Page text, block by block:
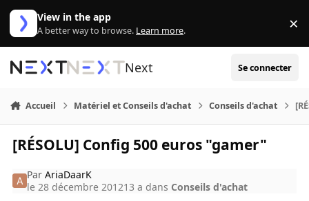
Aller au contenu
View in the app
A better way to browse. Learn more. ×
Next Se connecter
Accueil Matériel et Conseils d'achat Conseils d'achat
[RÉSOLU] Config 500 euros "gamer"
ParAriaDaarK
le 28 décembre 201213 a dans Conseils d'achat